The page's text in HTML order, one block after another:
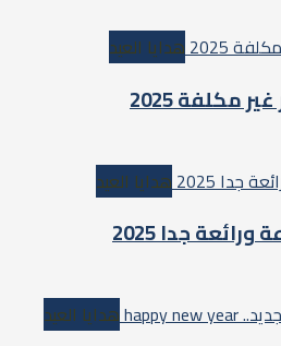
هدايا العيد
مكلفة 2025
هدايا العيد
جدا 2025
هدايا العيد